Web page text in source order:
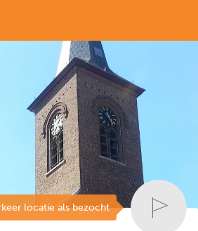
locatie als bezocht
LIJST